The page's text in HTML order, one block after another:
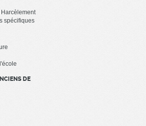
spécifiques
DE